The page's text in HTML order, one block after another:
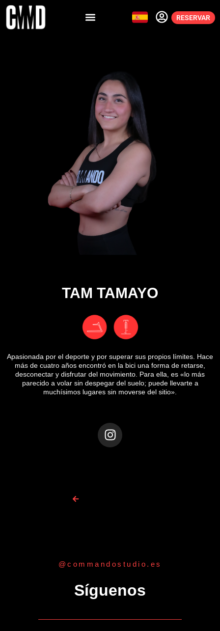
RESERVAR
TAM TAMAYO
Apasionada por el deporte y por superar sus propios límites. Hace
más de cuatro años encontró en la bici una forma de retarse,
desconectar y disfrutar del movimiento. Para ella, es «lo más
parecido a volar sin despegar del suelo; puede llevarte a
muchísimos lugares sin moverse del sitio».
@commandostudio.es
Síguenos